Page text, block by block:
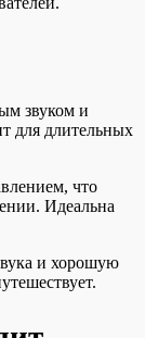
звуком и
для длительных
что
Идеальна
и хорошую